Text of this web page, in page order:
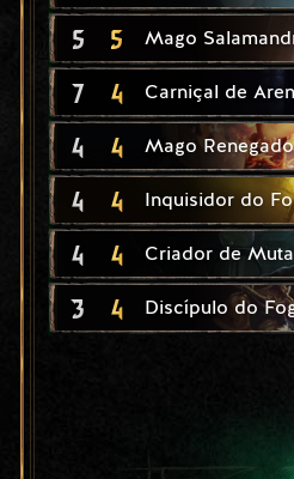
5 5 Mago
7 4 Carniçal de
4 4 Mago Renegado
4 4 Inquisidor do
4 4 Criador de
3 4 Discípulo do